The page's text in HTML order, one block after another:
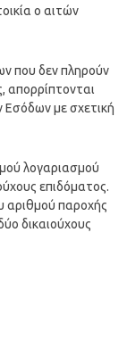
ο αιτών
που δεν πληρούν
απορρίπτονται
Εσόδων με σχετική
λογαριασμού
επιδόματος.
αριθμού παροχής
δικαιούχους